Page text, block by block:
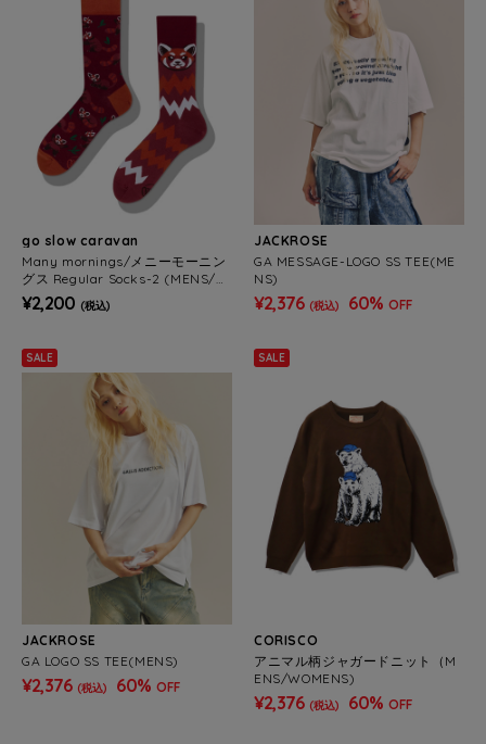
go slow caravan
Many mornings/メニーモーニン
グス Regular Socks-2 (MENS/W
OMENS)
¥2,200 (税込)
JACKROSE
GA MESSAGE-LOGO SS TEE(ME
NS)
¥2,376 (税込) 60% OFF
SALE
JACKROSE
GA LOGO SS TEE(MENS)
¥2,376 (税込) 60% OFF
SALE
CORISCO
アニマル柄ジャガードニット（M
ENS/WOMENS)
¥2,376 (税込) 60% OFF